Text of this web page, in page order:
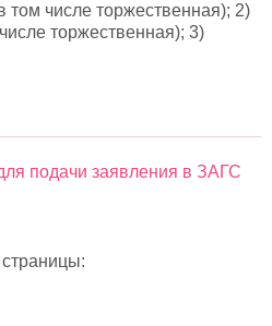
том числе торжественная); 2)
торжественная); 3)
подачи заявления в ЗАГС